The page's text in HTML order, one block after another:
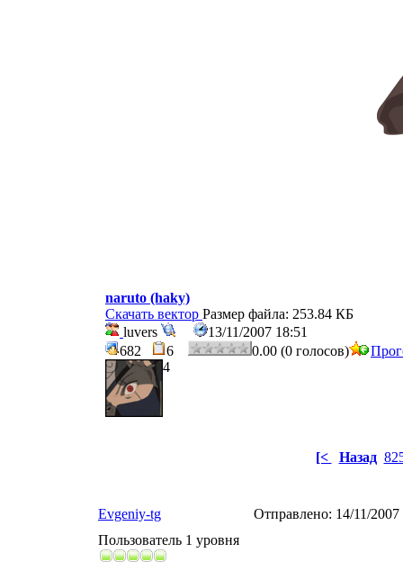
naruto (haky)
Скачать вектор Размер файла: 253.84 КБ
luvers
13/11/2007 18:51
682
6 0.00 (0 голосов)
4
[< Назад
Evgeniy-tg Отправлено: 14/11/
Пользователь 1 уровня